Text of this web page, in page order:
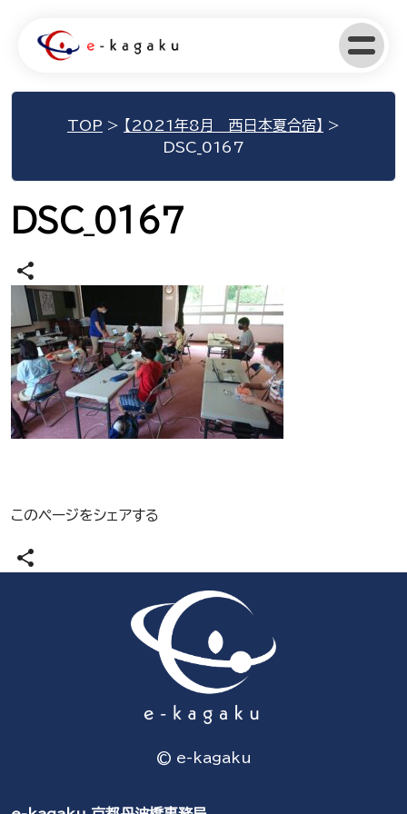
TOP > 【2021年8月 西日本夏合宿】
>
DSC_0167
DSC_0167
share
このページをシェアする
share
© e-kagaku